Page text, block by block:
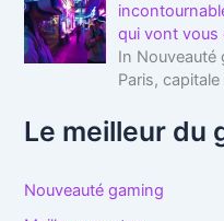
qui vont vous
In Nouveauté
Paris,
Le meilleur du
Nouveauté gaming